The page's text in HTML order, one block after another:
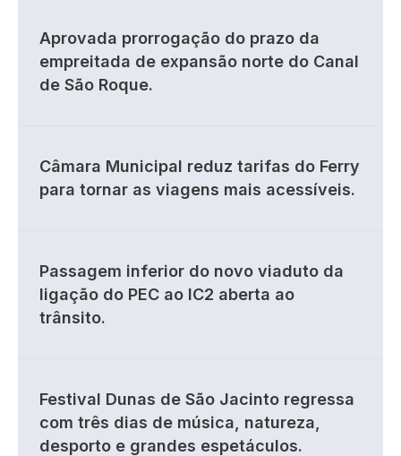
Aprovada prorrogação do prazo da
empreitada de expansão norte do Canal
de São Roque.
Câmara Municipal reduz tarifas do Ferry
para tornar as viagens mais acessíveis.
Passagem inferior do novo viaduto da
ligação do PEC ao IC2 aberta ao
trânsito.
Festival Dunas de São Jacinto regressa
com três dias de música, natureza,
desporto e grandes espetáculos.